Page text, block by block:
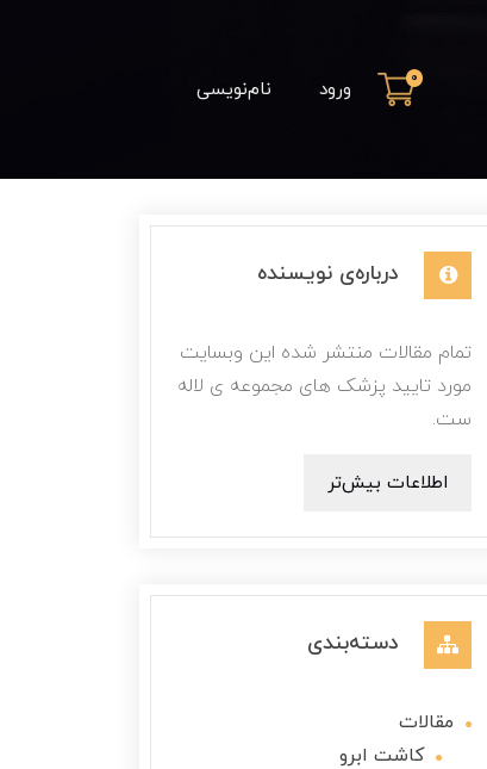
0 ورود نام‌نویسی
درباره‌ی نویسنده
تمام مقالات منتشر شده این وبسایت
مورد تایید پزشک های مجموعه ی لاله
ست.
اطلاعات بیش‌تر
دسته‌بندی
مقالات
کاشت ابرو